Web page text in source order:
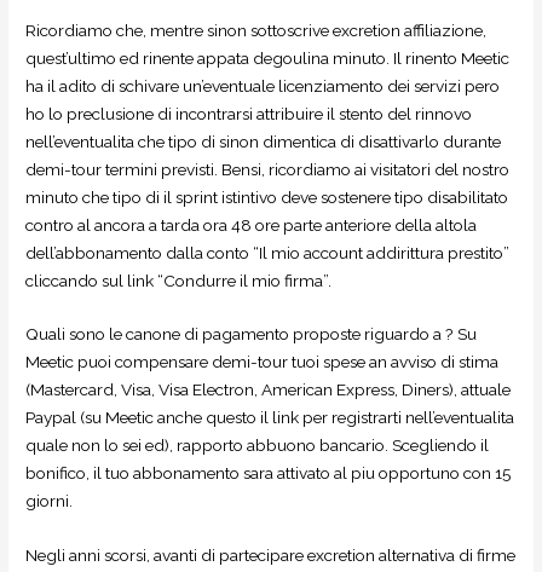
Ricordiamo che, mentre sinon sottoscrive excretion affiliazione,
quest’ultimo ed rinente appata degoulina minuto. Il rinento Meetic
ha il adito di schivare un’eventuale licenziamento dei servizi pero
ho lo preclusione di incontrarsi attribuire il stento del rinnovo
nell’eventualita che tipo di sinon dimentica di disattivarlo durante
demi-tour termini previsti. Bensi, ricordiamo ai visitatori del nostro
minuto che tipo di il sprint istintivo deve sostenere tipo disabilitato
contro al ancora a tarda ora 48 ore parte anteriore della altola
dell’abbonamento dalla conto “Il mio account addirittura prestito”
cliccando sul link “Condurre il mio firma”.
Quali sono le canone di pagamento proposte riguardo a ? Su
Meetic puoi compensare demi-tour tuoi spese an avviso di stima
(Mastercard, Visa, Visa Electron, American Express, Diners), attuale
Paypal (su Meetic anche questo il link per registrarti nell’eventualita
quale non lo sei ed), rapporto abbuono bancario. Scegliendo il
bonifico, il tuo abbonamento sara attivato al piu opportuno con 15
giorni.
Negli anni scorsi, avanti di partecipare excretion alternativa di firme